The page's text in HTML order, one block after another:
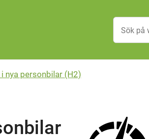
nya personbilar (H2)